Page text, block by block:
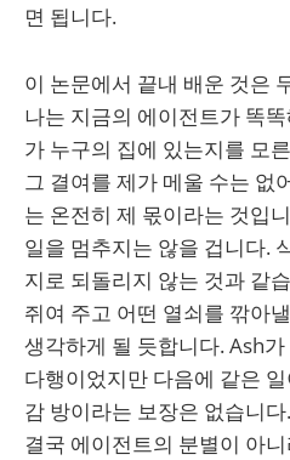
면 됩니다.
이 논문에서 끝내 배운 것은
나는 지금의 에이전트가 똑
가 누구의 집에 있는지를 모
그 결여를 제가 메울 수는 없
는 온전히 제 몫이라는 것입
일을 멈추지는 않을 겁니다.
지로 되돌리지 않는 것과 같
쥐여 주고 어떤 열쇠를 깎아
생각하게 될 듯합니다. Ash
다행이었지만 다음에 같은
감 방이라는 보장은 없습니
결국 에이전트의 분별이 아